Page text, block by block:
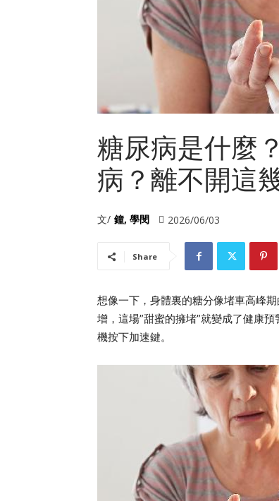
糖尿病是什麼
病？離不開這
文/ 鐘, 學閔 2026/06/03
Share
想像一下，身體裏的糖分像堵車高峰
增，這場”甜蜜的擁堵”就變成了健康
機按下加速鍵。